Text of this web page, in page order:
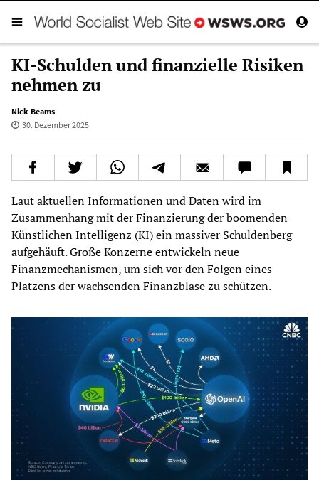
KI-Schulden und finanzielle Risiken
nehmen zu
Nick Beams
30. Dezember 2025
Laut aktuellen Informationen und Daten wird im
Zusammenhang mit der Finanzierung der boomenden
Künstlichen Intelligenz (KI) ein massiver Schuldenberg
aufgehäuft. Große Konzerne entwickeln neue
Finanzmechanismen, um sich vor den Folgen eines
Platzens der wachsenden Finanzblase zu schützen.